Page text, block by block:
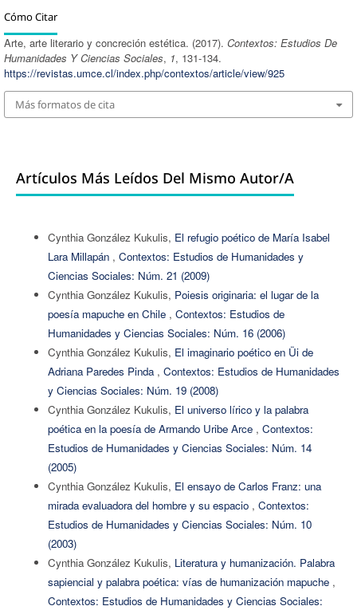
Cómo Citar
Arte, arte literario y concreción estética. (2017). Contextos: Estudios De
Humanidades Y Ciencias Sociales, 1, 131-134.
https://revistas.umce.cl/index.php/contextos/article/view/925
Más formatos de cita
Artículos Más Leídos Del Mismo Autor/a
Cynthia González Kukulis, El refugio poético de María Isabel
Lara Millapán , Contextos: Estudios de Humanidades y
Ciencias Sociales: Núm. 21 (2009)
Cynthia González Kukulis, Poiesis originaria: el lugar de la
poesía mapuche en Chile , Contextos: Estudios de
Humanidades y Ciencias Sociales: Núm. 16 (2006)
Cynthia González Kukulis, El imaginario poético en Üi de
Adriana Paredes Pinda , Contextos: Estudios de Humanidades
y Ciencias Sociales: Núm. 19 (2008)
Cynthia González Kukulis, El universo lírico y la palabra
poética en la poesía de Armando Uribe Arce , Contextos:
Estudios de Humanidades y Ciencias Sociales: Núm. 14
(2005)
Cynthia González Kukulis, El ensayo de Carlos Franz: una
mirada evaluadora del hombre y su espacio , Contextos:
Estudios de Humanidades y Ciencias Sociales: Núm. 10
(2003)
Cynthia González Kukulis, Literatura y humanización. Palabra
sapiencial y palabra poética: vías de humanización mapuche ,
Contextos: Estudios de Humanidades y Ciencias Sociales: